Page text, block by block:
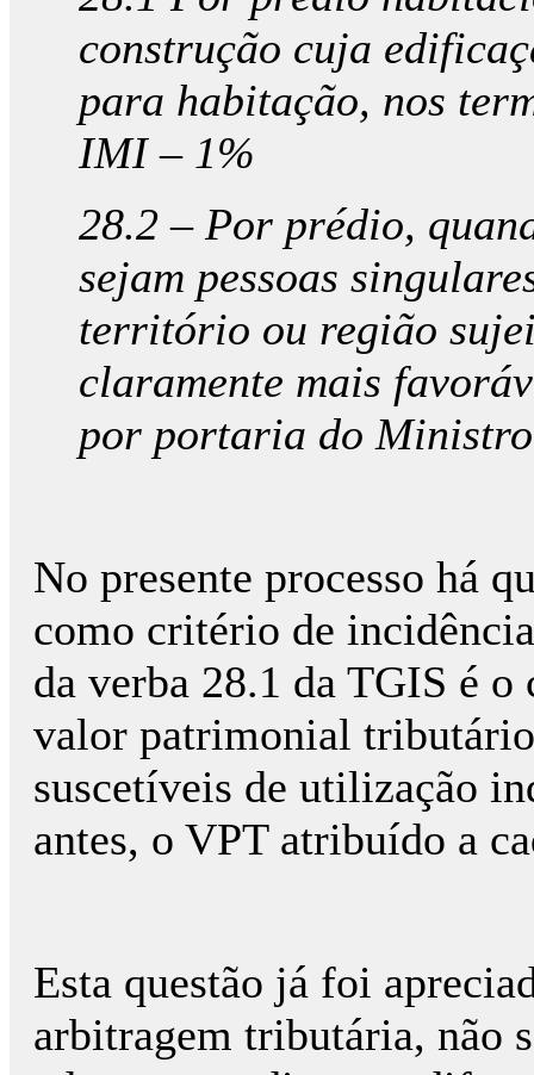
construção cuja
para habitação, nos
IMI – 1%
28.2 – Por prédio,
sejam pessoas
território ou região
claramente mais
por portaria do
No presente processo há
como critério de
da verba 28.1 da TGIS é
valor patrimonial
suscetíveis de utilização
antes, o VPT atribuído a
Esta questão já foi
arbitragem tributária, não